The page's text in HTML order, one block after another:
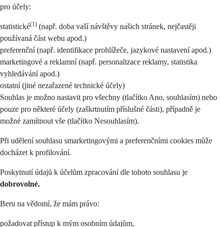
pro účely:
statistické(1) (např. doba vaší návštěvy našich stránek, nejčastěji
používaná část webu apod.)
preferenční (např. identifikace prohlížeče, jazykové nastavení apod.)
marketingové a reklamní (např. personalizace reklamy, statistika
vyhledávání apod.)
ostatní (jiné nezařazené technické účely)
Souhlas je možno nastavit pro všechny (tlačítko Ano, souhlasím) nebo
pouze pro některé účely (zaškrtnutím příslušné části), případně je
možné zamítnout vše (tlačítko Nesouhlasím).
Při udělení souhlasu smarketingovými a preferenčními cookies může
docházet k profilování.
Poskytnutí údajů k účelům zpracování dle tohoto souhlasu je
dobrovolné.
Beru na vědomí, že mám právo:
požadovat přístup k mým osobním údajům,